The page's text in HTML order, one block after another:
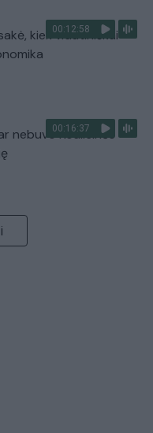
00:12:58
kiek vidutiniškai
00:16:37
nebuvo Koalicinės